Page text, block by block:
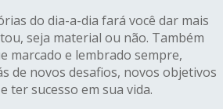
do dia-a-dia fará você dar mais
seja material ou não. Também
marcado e lembrado sempre,
de novos desafios, novos objetivos
ter sucesso em sua vida.